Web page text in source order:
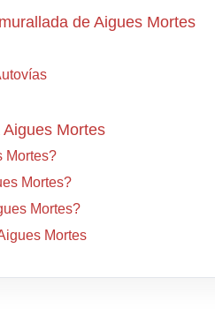
de Aigues Mortes
Mortes
Mortes?
Mortes?
Mortes?
Mortes